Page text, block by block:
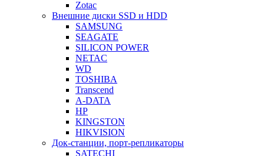
Zotac
Внешние диски SSD и HDD
SAMSUNG
SEAGATE
SILICON POWER
NETAC
WD
TOSHIBA
Transcend
A-DATA
HP
KINGSTON
HIKVISION
Док-станции, порт-репликаторы
SATECHI